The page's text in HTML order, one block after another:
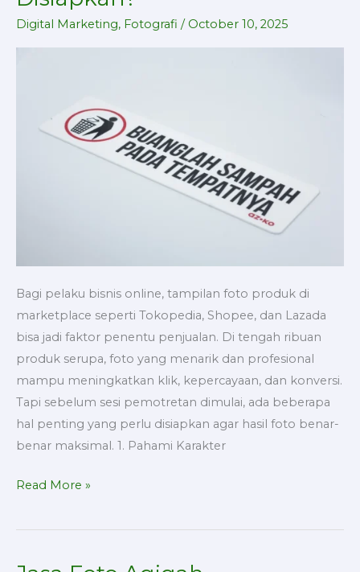
Digital Marketing, Fotografi / October 10, 2025
Bagi pelaku bisnis online, tampilan foto produk di
marketplace seperti Tokopedia, Shopee, dan Lazada
bisa jadi faktor penentu penjualan. Di tengah ribuan
produk serupa, foto yang menarik dan profesional
mampu meningkatkan klik, kepercayaan, dan konversi.
Tapi sebelum sesi pemotretan dimulai, ada beberapa
hal penting yang perlu disiapkan agar hasil foto benar-
benar maksimal. 1. Pahami Karakter
Apa
yang
Read More »